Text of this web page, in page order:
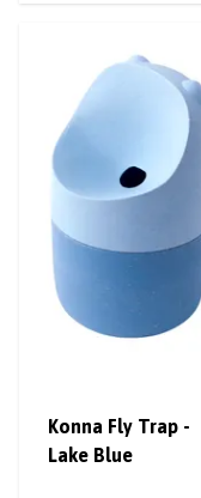
Konna Fly Trap -
Lake Blue